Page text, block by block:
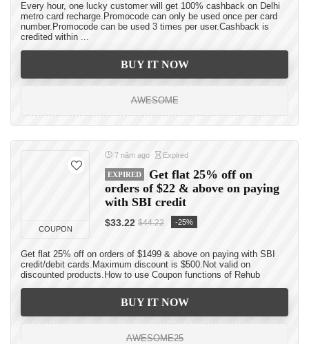
Every hour, one lucky customer will get 100% cashback on Delhi
metro card recharge.Promocode can only be used once per card
number.Promocode can be used 3 times per user.Cashback is
credited within ...
BUY IT NOW
AWESOME
COUPON
7 năm ago Expired
EXPIRED
Get flat 25% off on
orders of $22 & above on paying
with SBI credit
$33.22 $44.22 -25%
Get flat 25% off on orders of $1499 & above on paying with SBI
credit/debit cards.Maximum discount is $500.Not valid on
discounted products.How to use Coupon functions of Rehub
BUY IT NOW
AWESOME25